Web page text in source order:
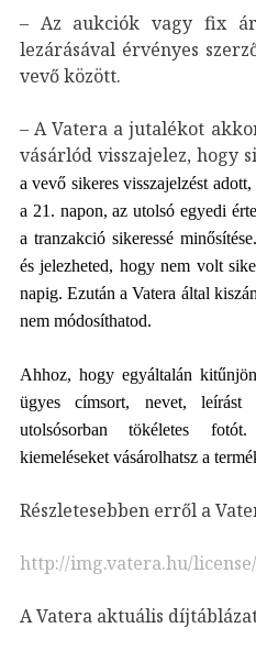
– Az aukciók vagy fix
lezárásával érvényes
vevő között.
– A Vatera a jutalékot
vásárlód visszajelez, hogy
a vevő sikeres visszajelzést adott,
a 21. napon, az utolsó egyedi
a tranzakció sikeressé minősítése.
és jelezheted, hogy nem volt
napig. Ezután a Vatera által
nem módosíthatod.
Ahhoz, hogy egyáltalán
ügyes címsort, nevet,
utolsósorban tökéletes
kiemeléseket vásárolhatsz a
Részletesebben erről a
http://img.vatera.hu/
A Vatera aktuális